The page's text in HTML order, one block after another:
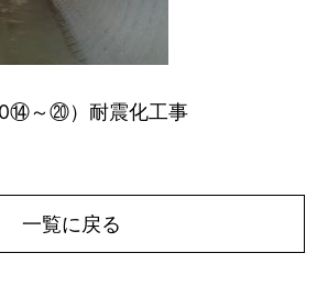
～⑳）耐震化工事
一覧に戻る